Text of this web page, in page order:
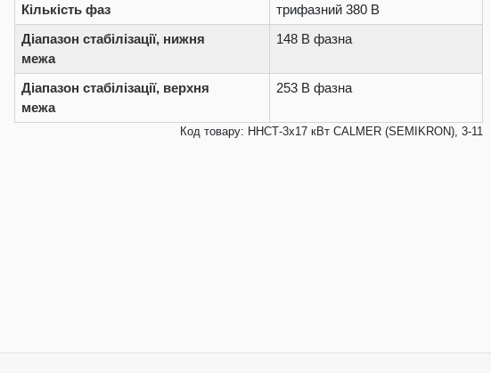
Кількість фаз
трифазний 380 В
Діапазон стабілізації, нижня
межа
148 В фазна
Діапазон стабілізації, верхня
межа
253 В фазна
Код товару: ННСТ-3х17 кВт CALMER (SEMIKRON), 3-11